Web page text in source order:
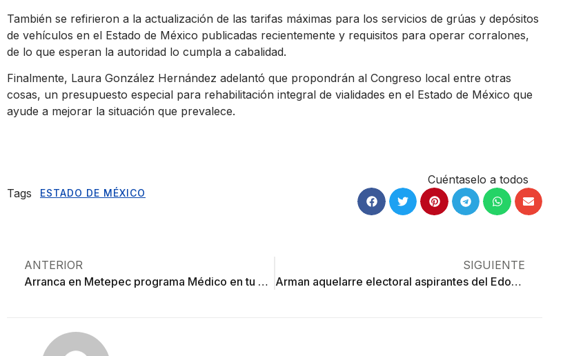
También se refirieron a la actualización de las tarifas máximas para los servicios de grúas y depósitos
de vehículos en el Estado de México publicadas recientemente y requisitos para operar corralones,
de lo que esperan la autoridad lo cumpla a cabalidad.
Finalmente, Laura González Hernández adelantó que propondrán al Congreso local entre otras
cosas, un presupuesto especial para rehabilitación integral de vialidades en el Estado de México que
ayude a mejorar la situación que prevalece.
Tags ESTADO DE MÉXICO
Cuéntaselo a todos
ANTERIOR
Arranca en Metepec programa Médico en tu casa
SIGUIENTE
Arman aquelarre electoral aspirantes del Edoméx